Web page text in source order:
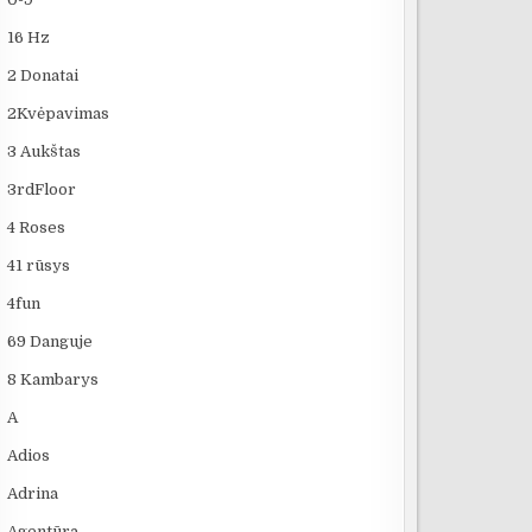
16 Hz
2 Donatai
2Kvėpavimas
3 Aukštas
3rdFloor
4 Roses
41 rūsys
4fun
69 Danguje
8 Kambarys
A
Adios
Adrina